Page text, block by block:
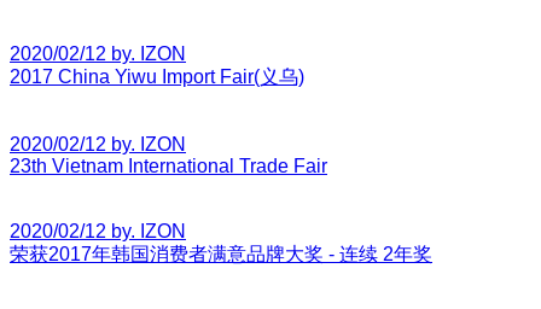
2020/02/12 by. IZON
2017 China Yiwu Import Fair(义乌)
2020/02/12 by. IZON
23th Vietnam International Trade Fair
2020/02/12 by. IZON
荣获2017年韩国消费者满意品牌大奖 - 连续 2年奖